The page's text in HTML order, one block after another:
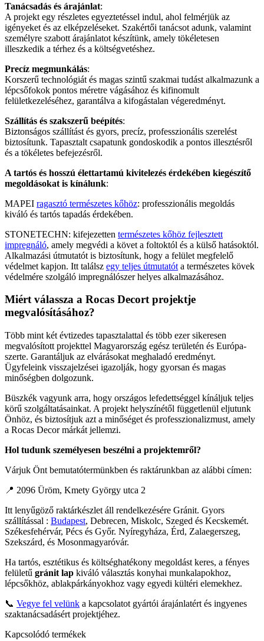
Tanácsadás és árajánlat:
A projekt egy részletes egyeztetéssel indul, ahol felmérjük az
igényeket és az elképzeléseket. Szakértői tanácsot adunk, valamint
személyre szabott árajánlatot készítünk, amely tökéletesen
illeszkedik a térhez és a költségvetéshez.
Precíz megmunkálás:
Korszerű technológiát és magas szintű szakmai tudást alkalmazunk a
lépcsőfokok pontos méretre vágásához és kifinomult
felületkezeléséhez, garantálva a kifogástalan végeredményt.
Szállítás és szakszerű beépítés:
Biztonságos szállítást és gyors, precíz, professzionális szerelést
biztosítunk. Tapasztalt csapatunk gondoskodik a pontos illesztésről
és a tökéletes befejezésről.
A tartós és hosszú élettartamú kivitelezés érdekében kiegészítő
megoldásokat is kínálunk:
MAPEI ragasztó természetes kőhöz: professzionális megoldás
kiváló és tartós tapadás érdekében.
STONETECHN: kifejezetten természetes kőhöz fejlesztett
impregnáló, amely megvédi a követ a foltoktól és a külső hatásoktól.
Alkalmazási útmutatót is biztosítunk, hogy a felület megfelelő
védelmet kapjon. Itt találsz egy teljes útmutatót a természetes kövek
védelmére szolgáló impregnálószer helyes alkalmazásához.
Miért válassza a Rocas Decort projektje
megvalósításához?
Több mint két évtizedes tapasztalattal és több ezer sikeresen
megvalósított projekttel Magyarország egész területén és Európa-
szerte. Garantáljuk az elvárásokat meghaladó eredményt.
Ügyfeleink visszajelzései igazolják, hogy gyorsan és magas
minőségben dolgozunk.
Büszkék vagyunk arra, hogy országos lefedettséggel kínáljuk teljes
körű szolgáltatásainkat. A projekt helyszínétől függetlenül eljutunk
Önhöz, és biztosítjuk azt a minőséget és professzionalizmust, amely
a Rocas Decor márkát jellemzi.
Hol tudunk személyesen beszélni a projektemről?
Várjuk Önt bemutatótermünkben és raktárunkban az alábbi címen:
📍 2096 Üröm, Kmety György utca 2
Itt lenyűgöző raktárkészlet áll rendelkezésére Gránit. Gyors
szállítással : Budapest, Debrecen, Miskolc, Szeged és Kecskemét.
Székesfehérvár, Pécs és Győr. Nyíregyháza, Érd, Zalaegerszeg,
Szekszárd, és Mosonmagyaróvár.
Ha tartós, esztétikus és költséghatékony megoldást keres, a fényes
felületű gránit lap kiváló választás konyhai munkalapokhoz,
lépcsőkhöz, ablakpárkányokhoz vagy egyedi kültéri elemekhez.
📞 Vegye fel velünk a kapcsolatot gyártói árajánlatért és ingyenes
szaktanácsadásért projektjéhez.
Kapcsolódó termékek